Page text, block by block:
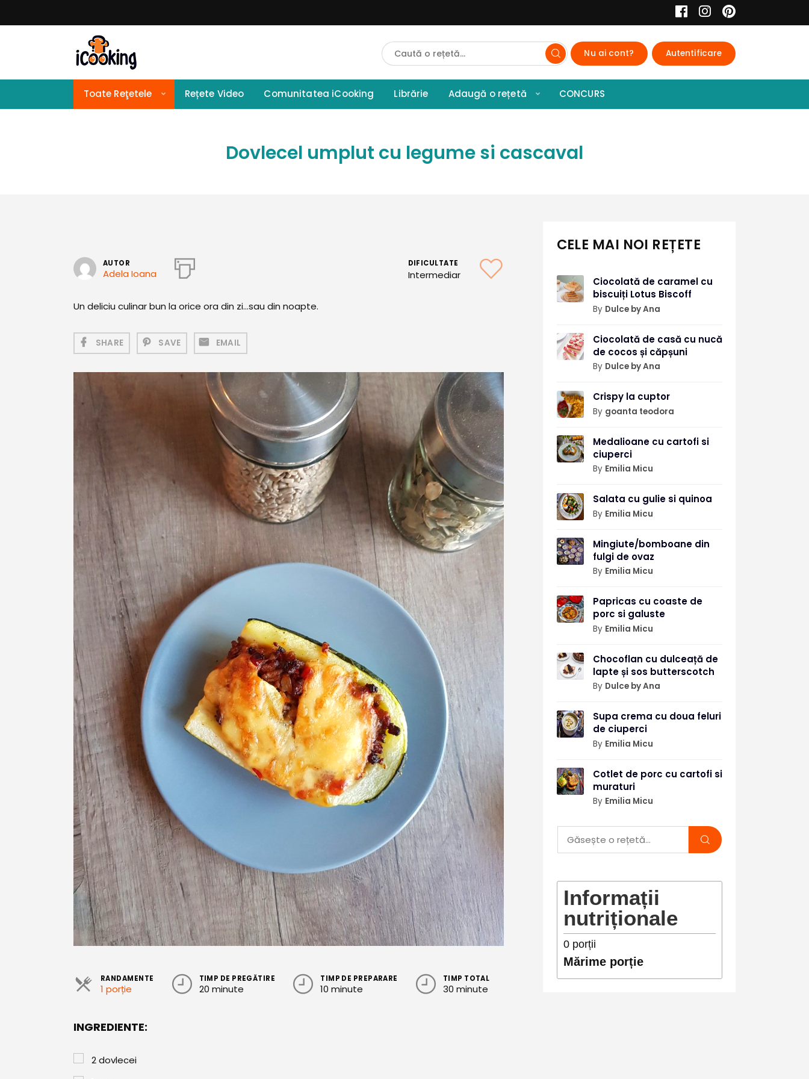
Cauta
Retete
Nu ai cont? Autentificare
Toate Reţetele Rețete Video Comunitatea iCooking Librărie Adaugă o rețetă CONCURS
Dovlecel umplut cu legume si cascaval
AUTOR
Adela Ioana
DIFICULTATE
Intermediar
Un deliciu culinar bun la orice ora din zi...sau din noapte.
SHARE SAVE EMAIL
RANDAMENTE
1 porție
TIMP DE PREGĂTIRE
20 minute
TIMP DE PREPARARE
10 minute
TIMP TOTAL
30 minute
INGREDIENTE:
2dovlecei
CELE MAI NOI REȚETE
Ciocolată de caramel cu
biscuiți Lotus Biscoff
By Dulce by Ana
Ciocolată de casă cu nucă
de cocos și căpșuni
By Dulce by Ana
Crispy la cuptor
By goanta teodora
Medalioane cu cartofi si
ciuperci
By Emilia Micu
Salata cu gulie si quinoa
By Emilia Micu
Mingiute/bomboane din
fulgi de ovaz
By Emilia Micu
Papricas cu coaste de
porc si galuste
By Emilia Micu
Chocoflan cu dulceață de
lapte și sos butterscotch
By Dulce by Ana
Supa crema cu doua feluri
de ciuperci
By Emilia Micu
Cotlet de porc cu cartofi si
muraturi
By Emilia Micu
Informații
nutriționale
0porții
Mărime porție